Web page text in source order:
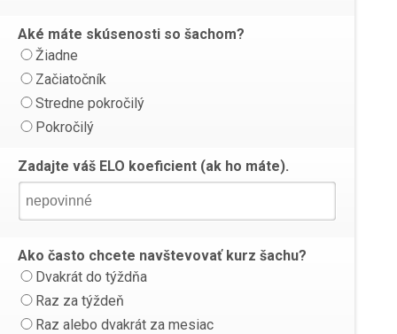
Aké máte skúsenosti so šachom?
Žiadne
Začiatočník
Stredne pokročilý
Pokročilý
Zadajte váš ELO koeficient (ak ho máte).
Ako často chcete navštevovať kurz šachu?
Dvakrát do týždňa
Raz za týždeň
Raz alebo dvakrát za mesiac